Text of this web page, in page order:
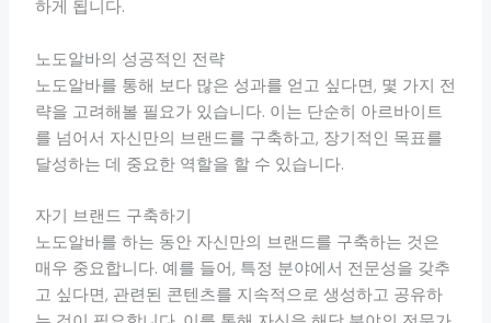
하게 됩니다.
노도알바의 성공적인 전략
노도알바를 통해 보다 많은 성과를 얻고 싶다면, 몇 가지 전
략을 고려해볼 필요가 있습니다. 이는 단순히 아르바이트
를 넘어서 자신만의 브랜드를 구축하고, 장기적인 목표를
달성하는 데 중요한 역할을 할 수 있습니다.
자기 브랜드 구축하기
노도알바를 하는 동안 자신만의 브랜드를 구축하는 것은
매우 중요합니다. 예를 들어, 특정 분야에서 전문성을 갖추
고 싶다면, 관련된 콘텐츠를 지속적으로 생성하고 공유하